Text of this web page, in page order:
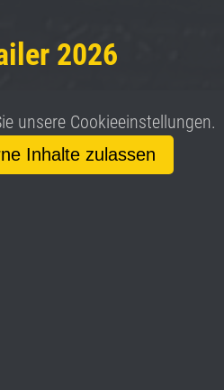
2026
unsere Cookieeinstellungen.
Inhalte zulassen